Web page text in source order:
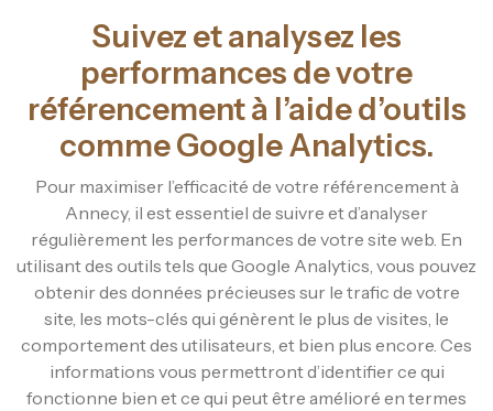
Suivez et analysez les
performances de votre
référencement à l’aide d’outils
comme Google Analytics.
Pour maximiser l’efficacité de votre référencement à
Annecy, il est essentiel de suivre et d’analyser
régulièrement les performances de votre site web. En
utilisant des outils tels que Google Analytics, vous pouvez
obtenir des données précieuses sur le trafic de votre
site, les mots-clés qui génèrent le plus de visites, le
comportement des utilisateurs, et bien plus encore. Ces
informations vous permettront d’identifier ce qui
fonctionne bien et ce qui peut être amélioré en termes